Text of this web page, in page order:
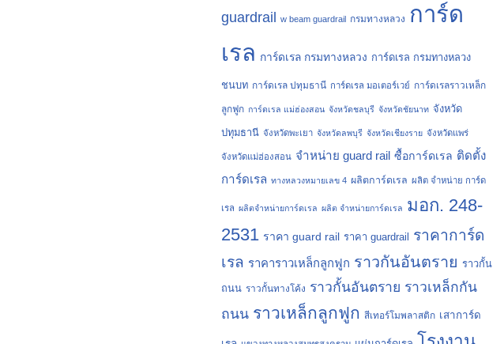
guardrail w beam guardrail กรมทางหลวง การ์ด
เรล การ์ดเรล กรมทางหลวง การ์ดเรล กรมทางหลวง
ชนบท การ์ดเรล ปทุมธานี การ์ดเรล มอเตอร์เวย์ การ์ดเรลราวเหล็ก
ลูกฟูก การ์ดเรล แม่ฮ่องสอน จังหวัดชลบุรี จังหวัดชัยนาท จังหวัด
ปทุมธานี จังหวัดพะเยา จังหวัดลพบุรี จังหวัดเชียงราย จังหวัดแพร่
จังหวัดแม่ฮ่องสอน จำหน่าย guard rail ซื้อการ์ดเรล ติดตั้ง
การ์ดเรล ทางหลวงหมายเลข 4 ผลิตการ์ดเรล ผลิต จำหน่าย การ์ด
เรล ผลิตจำหน่ายการ์ดเรล ผลิต จำหน่ายการ์ดเรล มอก. 248-
2531 ราคา guard rail ราคา guardrail
ราคาการ์ด
เรล ราคาราวเหล็กลูกฟูก ราวกันอันตราย ราวกั้น
ถนน ราวกั้นทางโค้ง ราวกั้นอันตราย ราวเหล็กกัน
ถนน ราวเหล็กลูกฟูก สีเทอร์โมพลาสติก เสาการ์ด